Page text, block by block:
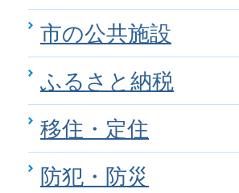
市の公共施設
ふるさと納税
移住・定住
防犯・防災